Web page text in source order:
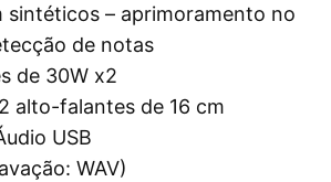
sintéticos – aprimoramento no
de notas
de 30W x2
alto-falantes de 16 cm
USB
WAV)